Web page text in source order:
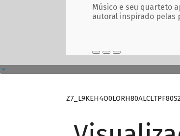
Músico e seu quarteto
autoral inspirado pelas